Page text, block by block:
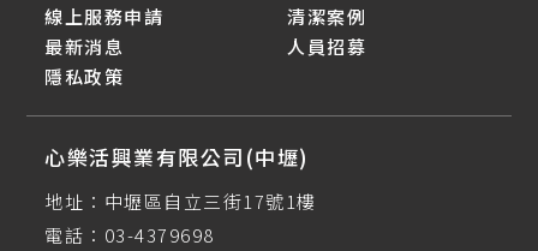
線上服務申請
清潔案例
最新消息
人員招募
隱私政策
心樂活興業有限公司(中壢)
地址： 中壢區自立三街17號1樓
電話： 03-4379698